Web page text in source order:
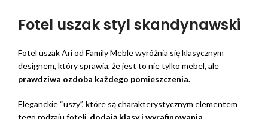
Fotel uszak styl skandynawski
Fotel uszak Ari od Family Meble wyróżnia się klasycznym
designem, który sprawia, że jest to nie tylko mebel, ale
prawdziwa ozdoba każdego pomieszczenia.
Eleganckie “uszy”, które są charakterystycznym elementem
tego rodzaju foteli, dodają klasy i wyrafinowania.